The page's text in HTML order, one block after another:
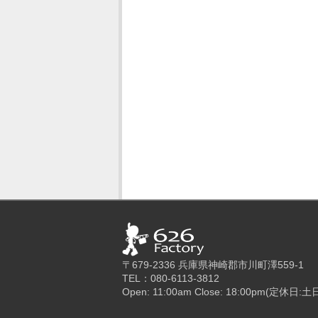
〒679-2336 兵庫県神崎郡市川町澤559-1
TEL：080-6113-3812
Open: 11:00am Close: 18:00pm(定休日:土